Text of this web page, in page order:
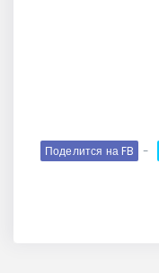
Поделится на FB